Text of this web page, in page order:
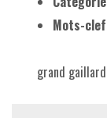
Mots-
grand